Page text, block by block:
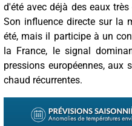
d'été avec déjà des eaux
Son influence directe sur la
été, mais il participe à un
la France, le signal
pressions européennes, aux
chaud récurrentes.